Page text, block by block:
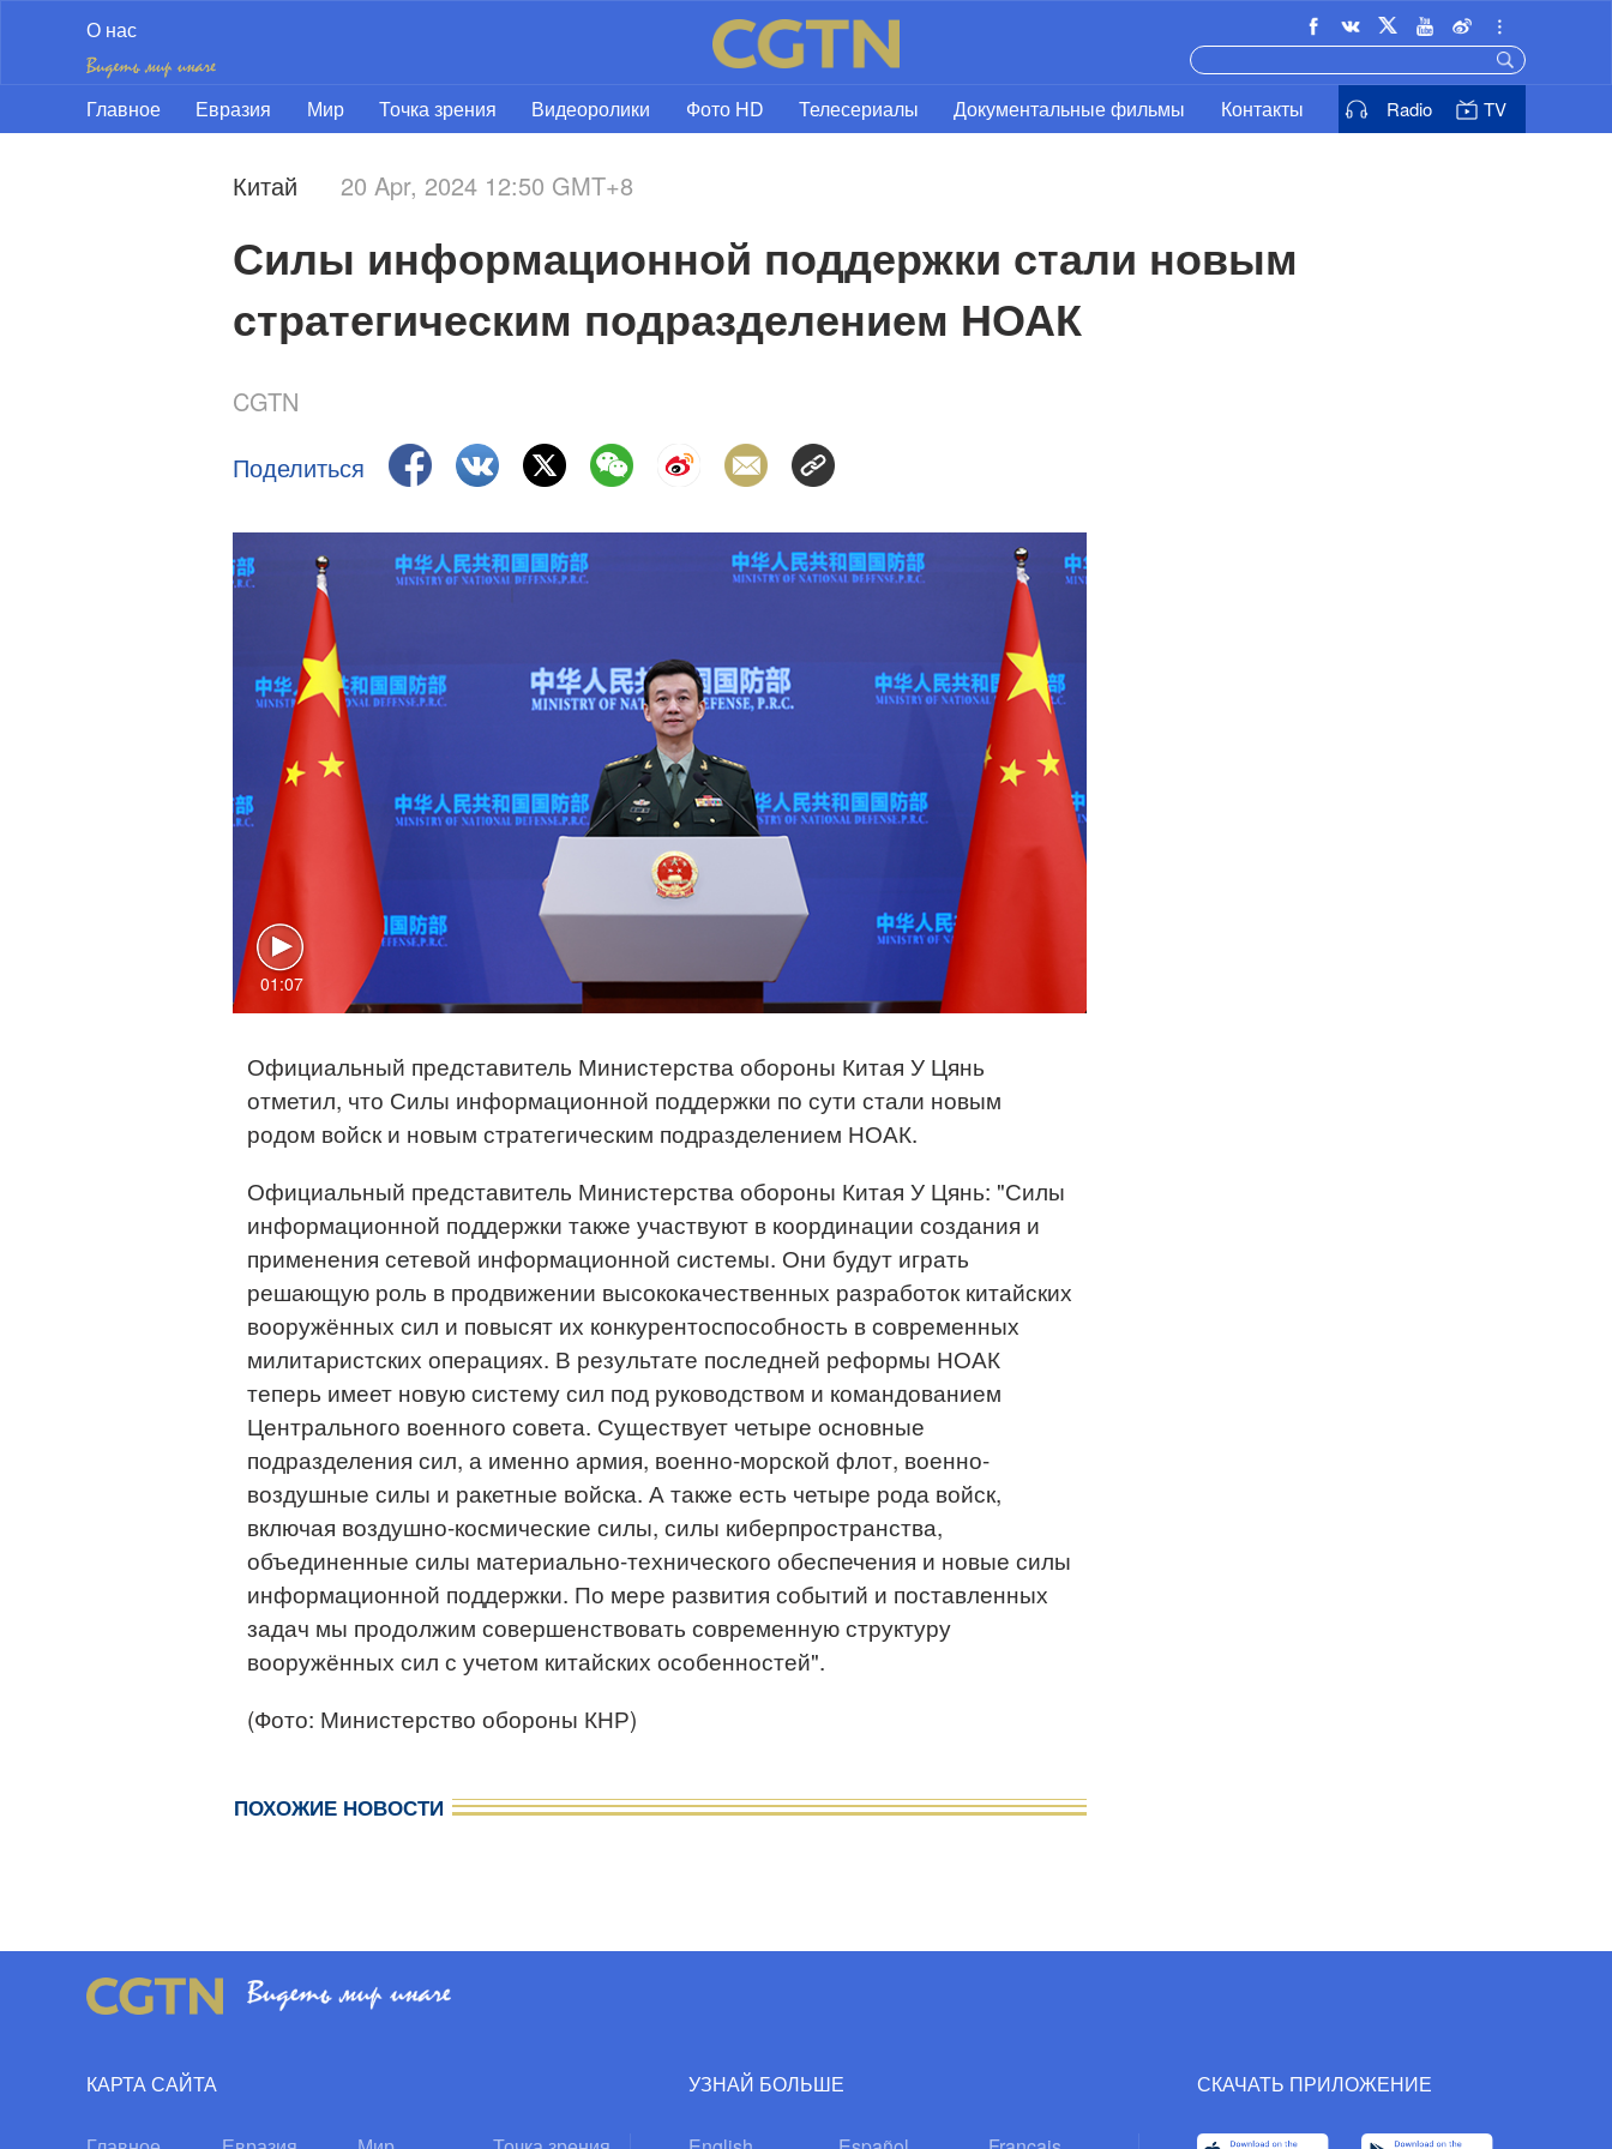
О нас
Главное Евразия Мир Точка зрения Видеоролики Фото HD Телесериалы Документальные фильмы Контакты Radio TV
Китай 20 Apr, 2024 12:50 GMT+8
Силы информационной поддержки стали новым
стратегическим подразделением НОАК
CGTN
Поделиться
01:07
Официальный представитель Министерства обороны Китая У Цянь
отметил, что Силы информационной поддержки по сути стали новым
родом войск и новым стратегическим подразделением НОАК.
Официальный представитель Министерства обороны Китая У Цянь: "Силы
информационной поддержки также участвуют в координации создания и
применения сетевой информационной системы. Они будут играть
решающую роль в продвижении высококачественных разработок китайских
вооружённых сил и повысят их конкурентоспособность в современных
милитаристских операциях. В результате последней реформы НОАК
теперь имеет новую систему сил под руководством и командованием
Центрального военного совета. Существует четыре основные
подразделения сил, а именно армия, военно-морской флот, военно-
воздушные силы и ракетные войска. А также есть четыре рода войск,
включая воздушно-космические силы, силы киберпространства,
объединенные силы материально-технического обеспечения и новые силы
информационной поддержки. По мере развития событий и поставленных
задач мы продолжим совершенствовать современную структуру
вооружённых сил с учетом китайских особенностей".
(Фото: Министерство обороны КНР)
ПОХОЖИЕ НОВОСТИ
КАРТА САЙТА УЗНАЙ БОЛЬШЕ СКАЧАТЬ ПРИЛОЖЕНИЕ